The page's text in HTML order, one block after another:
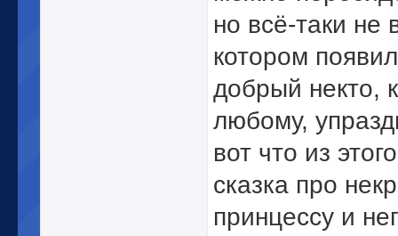
но всё-таки не
котором
добрый некто,
любому,
вот что из
сказка про
принцессу и